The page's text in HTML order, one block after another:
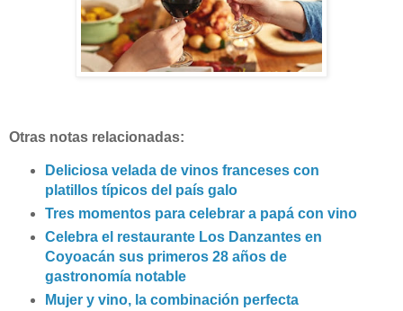
Otras notas relacionadas:
Deliciosa velada de vinos franceses con
platillos típicos del país galo
Tres momentos para celebrar a papá con vino
Celebra el restaurante Los Danzantes en
Coyoacán sus primeros 28 años de
gastronomía notable
Mujer y vino, la combinación perfecta